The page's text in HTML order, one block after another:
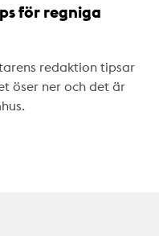
för regniga
redaktion tipsar
öser ner och det är